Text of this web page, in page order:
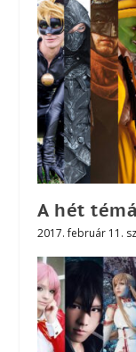
A hét
2017. február 11.